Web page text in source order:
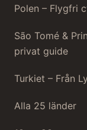
Polen – Flygfri
São Tomé &
privat guide
Turkiet – Från
Alla 25 länder